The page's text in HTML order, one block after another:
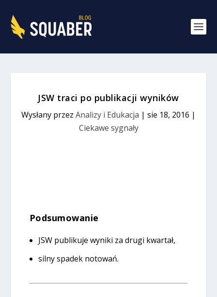
JSW traci po publikacji wyników
Wysłany przez Analizy i Edukacja | sie 18, 2016 |
Ciekawe sygnały
Podsumowanie
JSW publikuje wyniki za drugi kwartał,
silny spadek notowań.